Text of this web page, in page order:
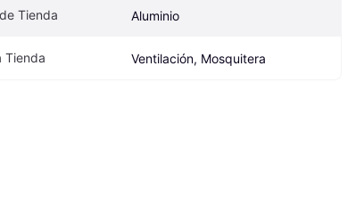
Tienda Aluminio
Tienda Ventilación, Mosquitera